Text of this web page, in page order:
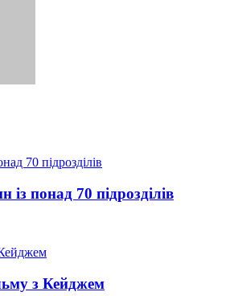
понад 70 підрозділів
з Кейджем